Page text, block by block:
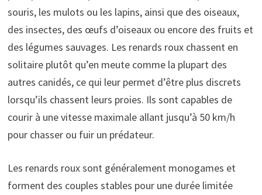
souris, les mulots ou les lapins, ainsi que des oiseaux,
des insectes, des œufs d’oiseaux ou encore des fruits et
des légumes sauvages. Les renards roux chassent en
solitaire plutôt qu’en meute comme la plupart des
autres canidés, ce qui leur permet d’être plus discrets
lorsqu’ils chassent leurs proies. Ils sont capables de
courir à une vitesse maximale allant jusqu’à 50 km/h
pour chasser ou fuir un prédateur.
Les renards roux sont généralement monogames et
forment des couples stables pour une durée limitée